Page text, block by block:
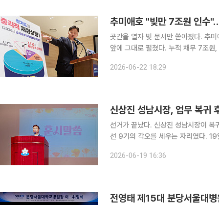
추미애호 "빚만 7조원 인수
곳간을 열자 빚 문서만 쏟아졌다. 추
앞에 그대로 펼쳤다. 누적 채무 7조
위원회는 이날 브리핑을 열고 경기도
2026-06-22 18:29
신상진 성남시장, 업무 복귀
선거가 끝났다. 신상진 성남시장이
선 9기의 각오를 세우는 자리였다. 19일 이투데이 취재를 종합하면 신상진 성남시장은 이날 오전
이날 직원조회는 성남시립합창단의
2026-06-19 16:36
전영태 제15대 분당서울대